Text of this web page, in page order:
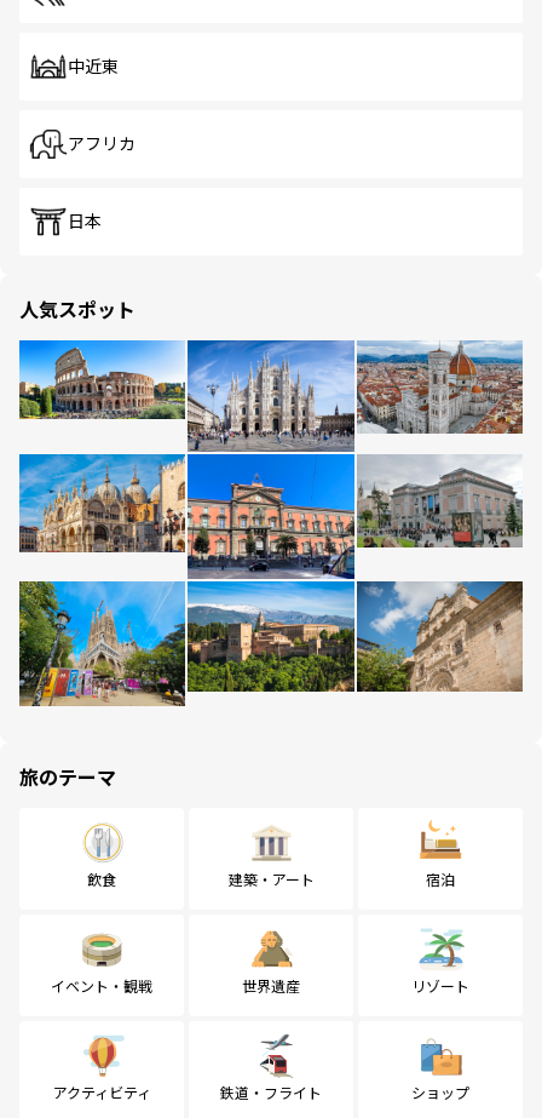
中近東
アフリカ
日本
人気スポット
旅のテーマ
飲食 建築・アート 宿泊
イベント・観戦 世界遺産 リゾート
アクティビティ 鉄道・フライト ショップ